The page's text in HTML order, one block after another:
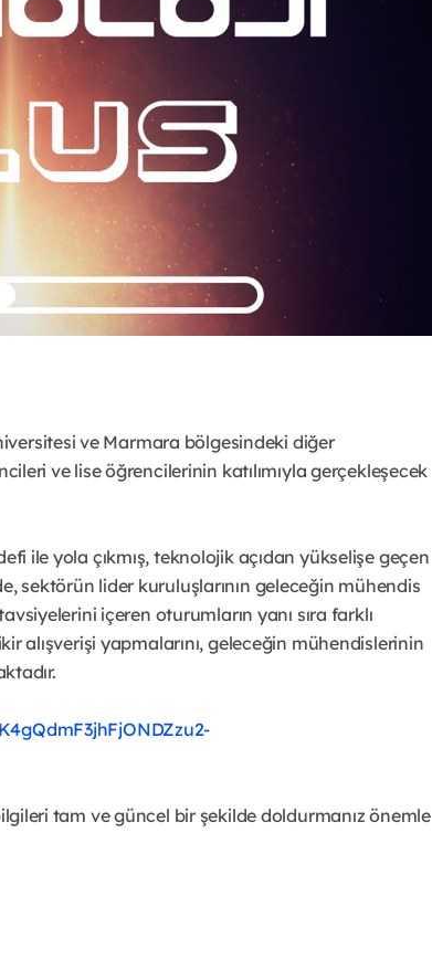
ve Marmara bölgesindeki diğer
ve lise öğrencilerinin katılımıyla gerçekleşecek
ile yola çıkmış, teknolojik açıdan yükselişe geçen
sektörün lider kuruluşlarının geleceğin mühendis
içeren oturumların yanı sıra farklı
alışverişi yapmalarını, geleceğin mühendislerinin
tam ve güncel bir şekilde doldurmanız önemle